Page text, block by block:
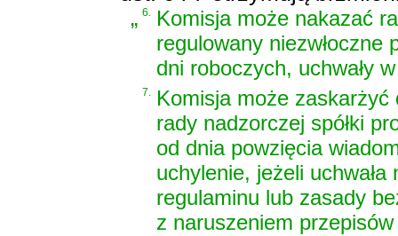
„6. Komisja może nakazać
regulowany
dni roboczych, uchwały
7. Komisja może zaskarżyć
rady nadzorczej spółki
od dnia powzięcia
uchylenie, jeżeli
regulaminu lub zasady
z naruszeniem